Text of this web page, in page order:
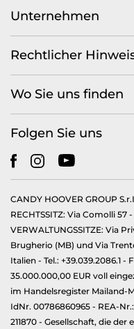
Unternehmen
Rechtlicher
Wo Sie uns finden
Folgen Sie uns
CANDY HOOVER GROUP
RECHTSSITZ: Via Comolli 57
VERWALTUNGSSITZE: Via
Brugherio (MB) und Via
Italien - Tel.: +39.039.2086.1 -
35.000.000,00 EUR voll
im Handelsregister Mailand-
IdNr. 00786860965 - REA-
211870 - Gesellschaft, die